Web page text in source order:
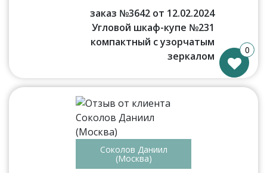
заказ №3642 от 12.02.2024
Угловой шкаф-купе №231
компактный с узорчатым
зеркалом
Соколов Даниил
(Москва)
0